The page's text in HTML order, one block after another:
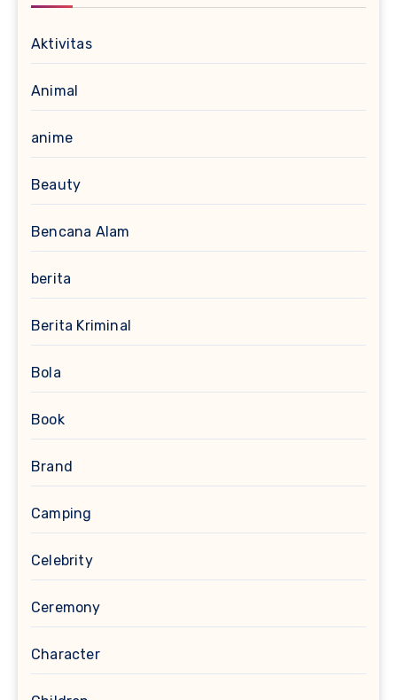
Aktivitas
Animal
anime
Beauty
Bencana Alam
berita
Berita Kriminal
Bola
Book
Brand
Camping
Celebrity
Ceremony
Character